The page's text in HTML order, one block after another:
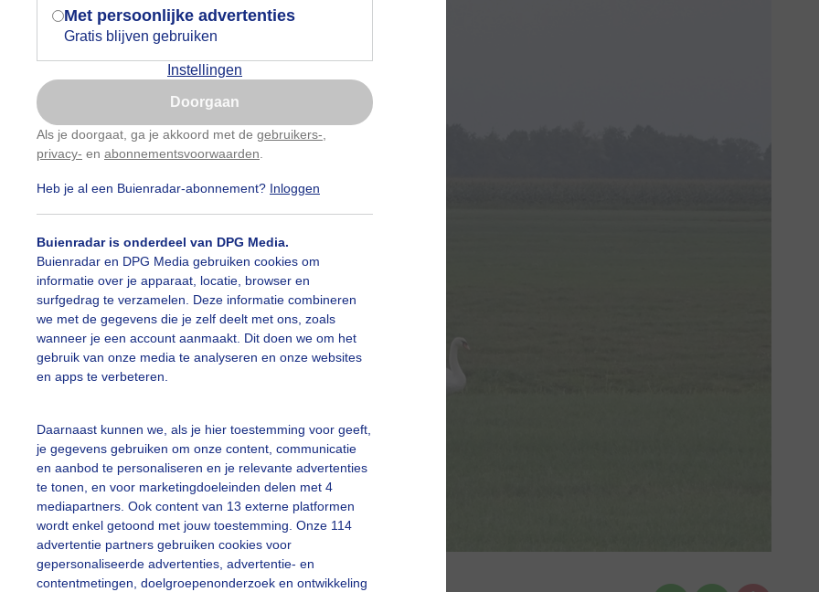
Met persoonlijke advertenties
Gratis blijven gebruiken
Instellingen
Doorgaan
Als je doorgaat, ga je akkoord met de gebruikers-
privacy- en abonnementsvoorwaarden
Heb je al een Buienradar-abonnement? Inloggen
Buienradar is onderdeel van DPG Media.
Buienradar en DPG Media gebruiken cookies om
informatie over je apparaat, locatie, browser en
surfgedrag te verzamelen. Deze informatie combineren
we met de gegevens die je zelf deelt met ons, zoals
wanneer je een account aanmaakt. Dit doen we om het
gebruik van onze media te analyseren en onze websites
en apps te verbeteren.
Daarnaast kunnen we, als je hier toestemming voor geeft,
je gegevens gebruiken om onze content, communicatie
en aanbod te personaliseren en je relevante advertenties
te tonen, en voor marketingdoeleinden delen met 4
mediapartners. Ook content van 13 externe platformen
wordt enkel getoond met jouw toestemming. Onze 114
advertentie partners gebruiken cookies voor
gepersonaliseerde advertenties, advertentie- en
contentmetingen, doelgroepenonderzoek en ontwikkeling
vroeg Grijs en motregen
je browser waarin deze toestemming
gevraagd wordt.
Is goed, toon de popup
Nu niet, misschien later
Gebruik je Safari en wil je niet elke dag deze pop-up
Klikhierom dit aan te passen